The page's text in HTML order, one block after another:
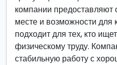
компании предоставляют
месте и возможности для
подходит для тех, кто
физическому труду.
стабильную работу с